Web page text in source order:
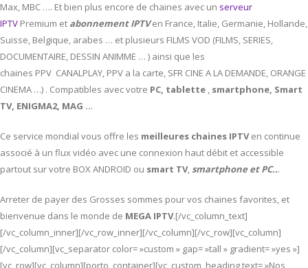
Max, MBC …. Et bien plus encore de chaines avec un serveur
IPTV Premium et abonnement IPTVen France, Italie, Germanie, Hollande,
Suisse, Belgique, arabes … et plusieurs FILMS VOD (FILMS, SERIES,
DOCUMENTAIRE, DESSIN ANIMME … ) ainsi que les
chaines PPV CANALPLAY, PPV a la carte, SFR CINE A LA DEMANDE, ORANGE
CINEMA …) . Compatibles avec votre PC, tablette , smartphone, Smart
TV, ENIGMA2, MAG ...
Ce service mondial vous offre les meilleures chaines IPTVen continue
associé à un flux vidéo avec une connexion haut débit et accessible
partout sur votre BOX ANDROID ou smart TV,smartphone et PC...
Arreter de payer des Grosses sommes pour vos chaines favorites, et
bienvenue dans le monde de MEGA IPTV.[/vc_column_text]
[/vc_column_inner][/vc_row_inner][/vc_column][/vc_row][vc_column]
[/vc_column][vc_separator color= »custom » gap= »tall » gradient= »yes »]
[vc_row][vc_column][porto_container][vc_custom_heading text= »Nos